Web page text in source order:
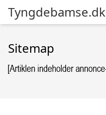
Tyngdebamse.dk
Sitemap